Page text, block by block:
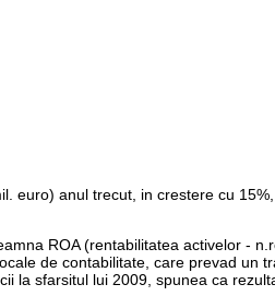
euro) anul trecut, in crestere cu
ROA (rentabilitatea activelor -
de contabilitate, care prevad un
la sfarsitul lui 2009, spunea ca